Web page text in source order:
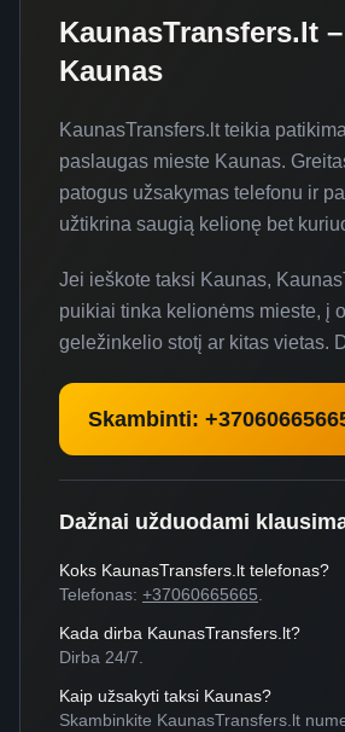
KaunasTransfers.lt
Kaunas
KaunasTransfers.lt teikia
paslaugas mieste Kaunas.
patogus užsakymas telefonu ir
užtikrina saugią kelionę bet
Jei ieškote taksi Kaunas,
puikiai tinka kelionėms mieste, į
geležinkelio stotį ar kitas vietas.
Skambinti:
Dažnai užduodami
Koks KaunasTransfers.lt telefonas?
Telefonas: +37060665665
Kada dirba KaunasTransfers.lt?
Dirba 24/7.
Kaip užsakyti taksi Kaunas?
Skambinkite KaunasTransfers.lt